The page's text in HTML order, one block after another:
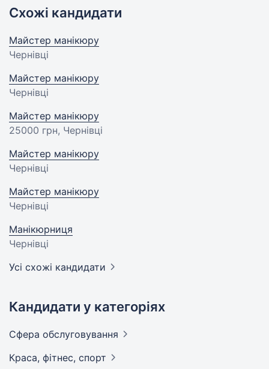
Схожі кандидати
Майстер манікюру
Чернівці
Майстер манікюру
Чернівці
Майстер манікюру
25000 грн, Чернівці
Майстер манікюру
Чернівці
Майстер манікюру
Чернівці
Манікюрниця
Чернівці
Усі схожі кандидати
Кандидати у категоріях
Сфера обслуговування
Краса, фітнес, спорт